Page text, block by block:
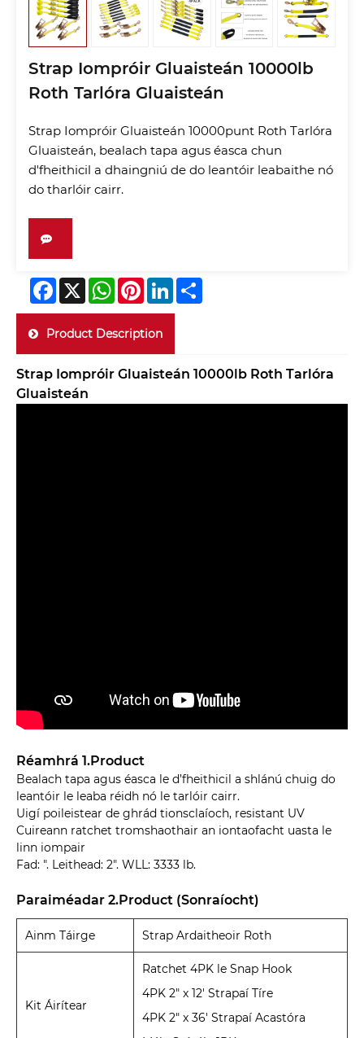
Strap Iompróir Gluaisteán 10000lb
Roth Tarlóra Gluaisteán
Strap Iompróir Gluaisteán 10000punt Roth Tarlóra
Gluaisteán, bealach tapa agus éasca chun
d'fheithicil a dhaingniú de do leantóir leabaithe nó
do tharlóir cairr.
Facebook
X WhatsAppPinterestLinkedIn
Product Description
Strap Iompróir Gluaisteán 10000lb Roth Tarlóra
Gluaisteán
Réamhrá 1.Product
Bealach tapa agus éasca le d’fheithicil a shlánú chuig do
leantóir le leaba réidh nó le tarlóir cairr.
Uigí poileistear de ghrád tionsclaíoch, resistant UV
Cuireann ratchet tromshaothair an iontaofacht uasta le
linn iompair
Fad: ". Leithead: 2". WLL: 3333 lb.
Paraiméadar 2.Product (Sonraíocht)
Ainm Táirge Strap Ardaitheoir Roth
Kit Áirítear
Ratchet 4PK le Snap Hook
4PK 2" x 12' Strapaí Tíre
4PK 2" x 36' Strapaí Acastóra